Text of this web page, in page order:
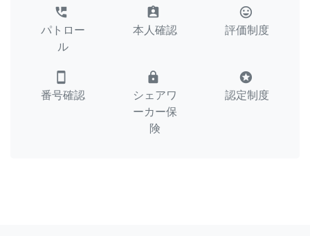
perm_phone_msg
パトロー
ル
assignment_ind
本人確認
tag_faces
評価制度
smartphone
番号確認
lock
シェアワ
ーカー保
険
stars
認定制度